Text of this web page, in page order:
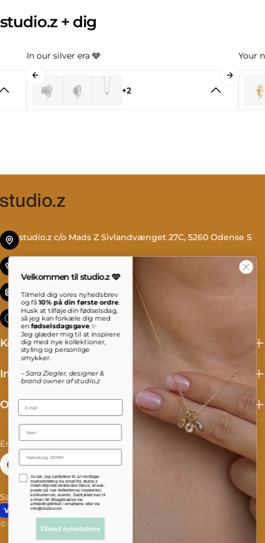
studio.z + dig
In our silver era 🩶
+2
Your
studio.z c/o Mads Z Sivlandvænget 27C, 5260 Odense S
info@studioz.dk
Mandag til torsdag: 8 - 16 Fredag: 8 - 15:30
Kollektioner
Information
Om studio.z
L
a
g
u
English
C
o
u
n
t
Denmark (DKK kr.)
© 2026 studioz.dk Powered by Shopify
Salgs- og leveringsbetingelser
Payment
methods
Velkommen til studio.z 🩵
Tilmeld dig vores nyhedsbrev
og få10% på din første ordre.
Husk at tilføje din fødselsdag,
så jeg kan forkæle dig med
enfødselsdagsgave.✨
Jeg glæder mig til at inspirere
dig med nye kollektioner,
styling og personlige
smykker.
– Sara Ziegler, designer &
brand owner af studio.z
Email
Name
Accepterer persondatapolitik
Ja tak, jeg samtykker til, at modtage
markedsføring via email fra studio.z
indeholdende eksklusive tilbud, sneak-
peeks på nye kollektioner, inspiration,
konkurrencer, events. Samtykket kan til
enhver tid tilbagekaldes via
afmeldingslinket i emailsene eller via
info@studioz.dk.
Tilmed nyhedsbrev